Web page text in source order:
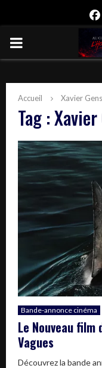
PRIMARY
Accueil Xavier Gens
Tag : Xavier
Bande-annonce cinéma
Le Nouveau film
Vagues
Découvrez la bande